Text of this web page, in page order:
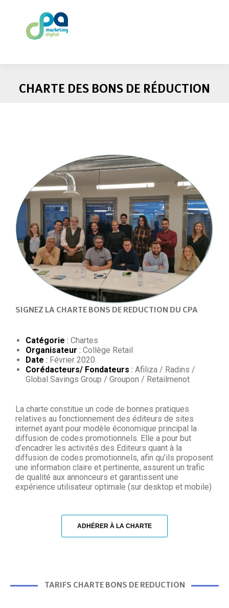
CHARTE DES BONS DE RÉDUCTION
SIGNEZ LA CHARTE BONS DE REDUCTION DU CPA
Catégorie : Chartes
Organisateur : Collège Retail
Date : Février 2020
Corédacteurs/ Fondateurs : Afiliza / Radins /
Global Savings Group / Groupon / Retailmenot
La charte constitue un code de bonnes pratiques
relatives au fonctionnement des éditeurs de sites
internet ayant pour modèle économique principal la
diffusion de codes promotionnels. Elle a pour but
d’encadrer les activités des Editeurs quant à la
diffusion de codes promotionnels, afin qu’ils proposent
une information claire et pertinente, assurent un trafic
de qualité aux annonceurs et garantissent une
expérience utilisateur optimale (sur desktop et mobile)
ADHÉRER À LA CHARTE
TARIFS CHARTE BONS DE REDUCTION